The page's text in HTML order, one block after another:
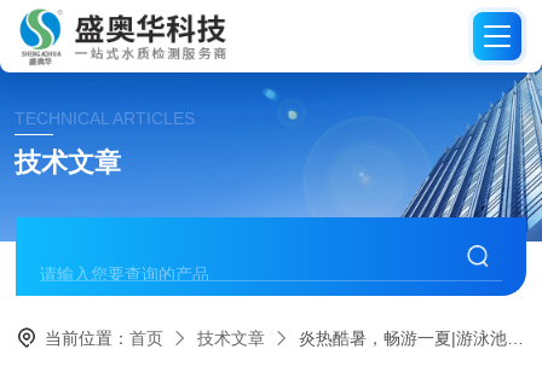
TECHNICAL ARTICLES
技术文章
当前位置：首页 技术文章 炎热酷暑，畅游一夏|游泳池水质检测知多少？